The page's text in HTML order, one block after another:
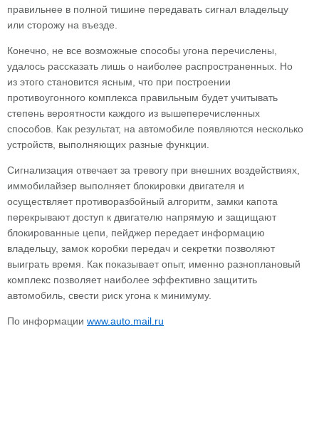
правильнее в полной тишине передавать сигнал владельцу
или сторожу на въезде.
Конечно, не все возможные способы угона перечислены,
удалось рассказать лишь о наиболее распространенных. Но
из этого становится ясным, что при построении
противоугонного комплекса правильным будет учитывать
степень вероятности каждого из вышеперечисленных
способов. Как результат, на автомобиле появляются несколько
устройств, выполняющих разные функции.
Сигнализация отвечает за тревогу при внешних воздействиях,
иммобилайзер выполняет блокировки двигателя и
осуществляет противоразбойный алгоритм, замки капота
перекрывают доступ к двигателю напрямую и защищают
блокированные цепи, пейджер передает информацию
владельцу, замок коробки передач и секретки позволяют
выиграть время. Как показывает опыт, именно разноплановый
комплекс позволяет наиболее эффективно защитить
автомобиль, свести риск угона к минимуму.
По информации www.auto.mail.ru